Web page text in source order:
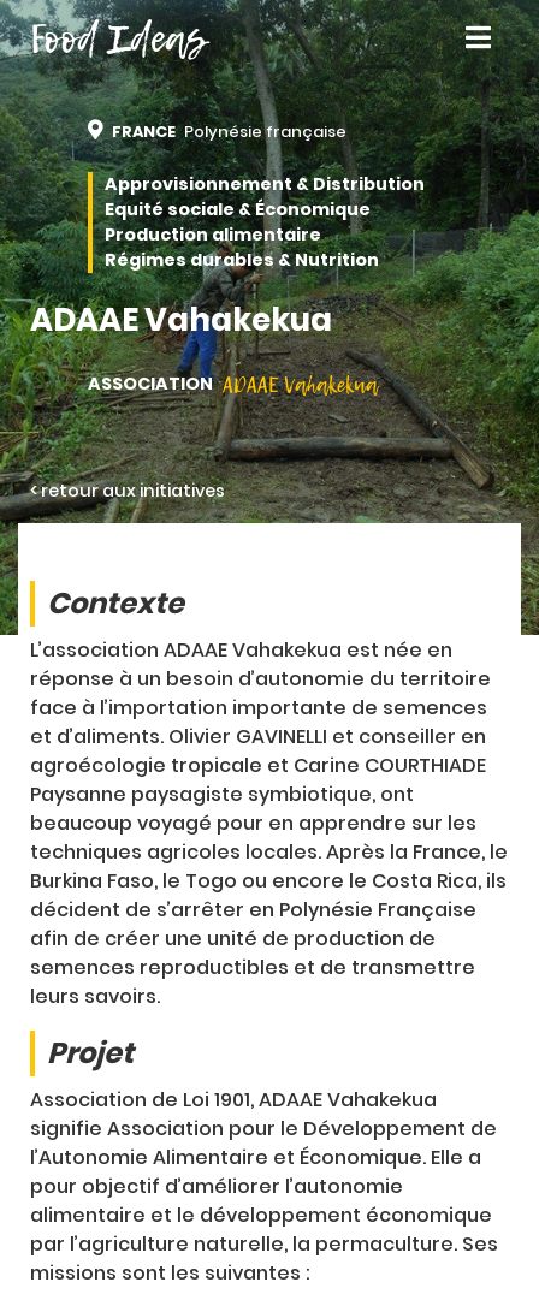
Food Ideas
FRANCE Polynésie française
Approvisionnement & Distribution
Equité sociale & Économique
Production alimentaire
Régimes durables & Nutrition
ADAAE Vahakekua
ASSOCIATION ADAAE Vahakekua
< retour aux initiatives
Contexte
L’association ADAAE Vahakekua est née en
réponse à un besoin d’autonomie du territoire
face à l’importation importante de semences
et d’aliments. Olivier GAVINELLI et conseiller en
agroécologie tropicale et Carine COURTHIADE
Paysanne paysagiste symbiotique, ont
beaucoup voyagé pour en apprendre sur les
techniques agricoles locales. Après la France, le
Burkina Faso, le Togo ou encore le Costa Rica, ils
décident de s’arrêter en Polynésie Française
afin de créer une unité de production de
semences reproductibles et de transmettre
leurs savoirs.
Projet
Association de Loi 1901, ADAAE Vahakekua
signifie Association pour le Développement de
l’Autonomie Alimentaire et Économique. Elle a
pour objectif d’améliorer l’autonomie
alimentaire et le développement économique
par l’agriculture naturelle, la permaculture. Ses
missions sont les suivantes :